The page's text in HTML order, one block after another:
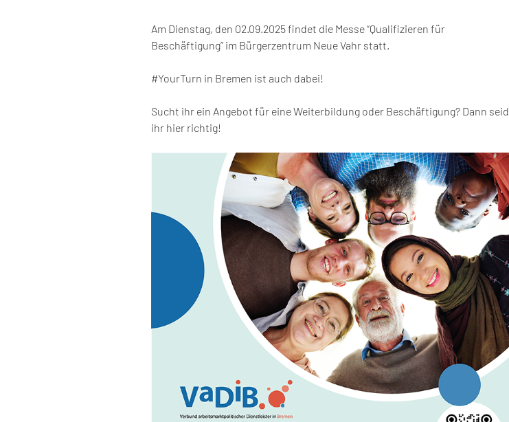
Am Dienstag, den 02.09.2025 findet die Messe “Qualifizieren für
Beschäftigung” im Bürgerzentrum Neue Vahr statt.
#YourTurn in Bremen ist auch dabei!
Sucht ihr ein Angebot für eine Weiterbildung oder Beschäftigung? Dann seid
ihr hier richtig!